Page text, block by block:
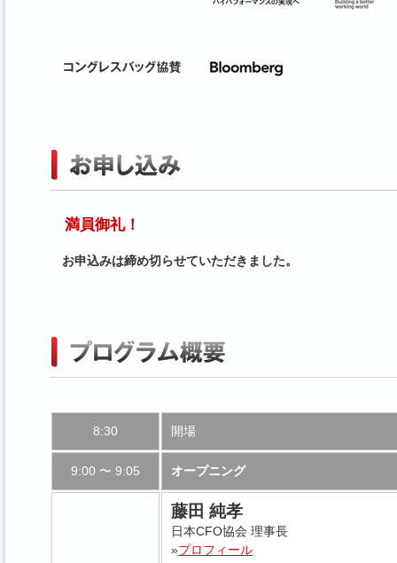
満員御礼！
お申込みは締め切らせていただきました。
8:30 開場
9:00 〜 9:05 オープニング
藤田 純孝
日本CFO協会 理事長
»プロフィール